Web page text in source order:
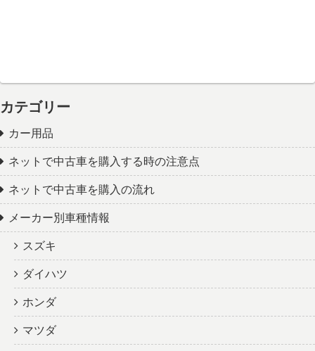
カテゴリー
カー用品
ネットで中古車を購入する時の注意点
ネットで中古車を購入の流れ
メーカー別車種情報
スズキ
ダイハツ
ホンダ
マツダ